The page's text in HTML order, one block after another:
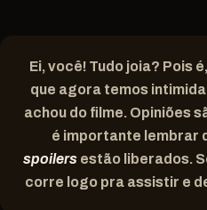
Ei, você! Tudo joia? Pois
que agora temos
achou do filme. Opiniões
é importante lembrar
spoilers estão liberados.
corre logo pra assistir e